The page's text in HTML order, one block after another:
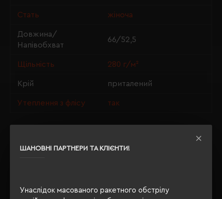
ШАНОВНІ ПАРТНЕРИ ТА КЛІЄНТИ!
Унаслідок масованого ракетного обстрілу
Стать жіноча
Довжина/
Напівобхват
66/52,5
Щільність 280 г/м²
Крій приталений
Утеплення з флісу так
ОПИС